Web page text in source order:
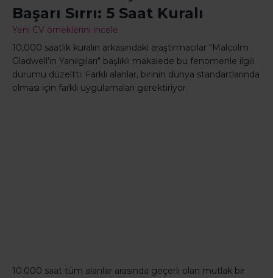
Başarı Sırrı: 5 Saat Kuralı
Yeni CV örneklerini incele
10,000 saatlik kuralın arkasındaki araştırmacılar "Malcolm
Gladwell'in Yanılgıları" başlıklı makalede bu fenomenle ilgili
durumu düzeltti: Farklı alanlar, birinin dünya standartlarında
olması için farklı uygulamaları gerektiriyor.
10.000 saat tüm alanlar arasında geçerli olan mutlak bir